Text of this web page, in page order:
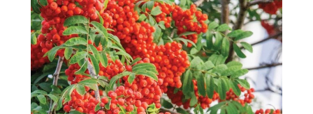
CIASTA I DESERY
DODATKI
PRZETWORY